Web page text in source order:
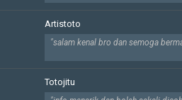
Artistoto
"salam kenal bro dan semoga
Totojitu